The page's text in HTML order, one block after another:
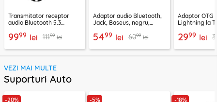
Transmitator receptor
audio Bluetooth 5.3
9999 lei 11199 lei
Adaptor audio Bluetooth,
Jack, Baseus, negru,
5499 lei 6099 lei
Adaptor OTG
Lightning la
2999 lei
VEZI MAI MULTE
Suporturi Auto
-20% -5% -18%